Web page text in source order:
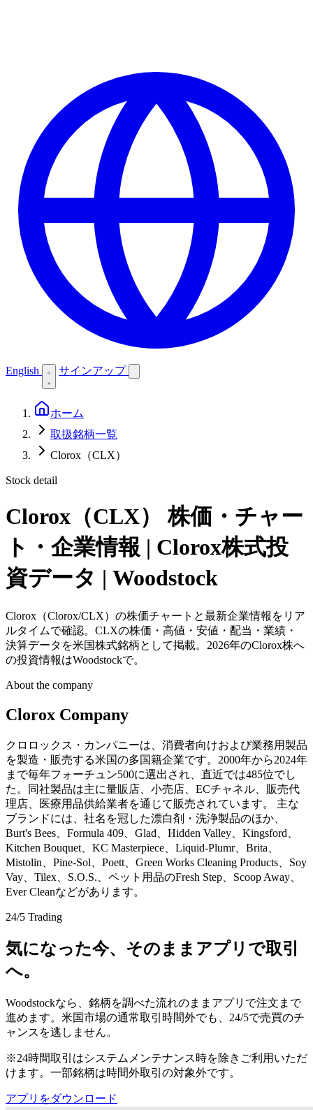
English サインアップ
ホーム
取扱銘柄一覧
Clorox（CLX）
Stock detail
Clorox（CLX）
株価・チャー
ト・企業情報 | Clorox株式投
資データ | Woodstock
Clorox（Clorox/CLX）の株価チャートと最新企業情報をリア
ルタイムで確認。CLXの株価・高値・安値・配当・業績・
決算データを米国株式銘柄として掲載。2026年のClorox株へ
の投資情報はWoodstockで。
About the company
Clorox Company
クロロックス・カンパニーは、消費者向けおよび業務用製品
を製造・販売する米国の多国籍企業です。2000年から2024年
まで毎年フォーチュン500に選出され、直近では485位でし
た。同社製品は主に量販店、小売店、ECチャネル、販売代
理店、医療用品供給業者を通じて販売されています。 主な
ブランドには、社名を冠した漂白剤・洗浄製品のほか、
Burt's Bees、Formula 409、Glad、Hidden Valley、Kingsford、
Kitchen Bouquet、KC Masterpiece、Liquid-Plumr、Brita、
Mistolin、Pine-Sol、Poett、Green Works Cleaning Products、Soy
Vay、Tilex、S.O.S.、ペット用品のFresh Step、Scoop Away、
Ever Cleanなどがあります。
24/5 Trading
気になった今、そのままアプリで取引
へ。
Woodstockなら、銘柄を調べた流れのままアプリで注文まで
進めます。米国市場の通常取引時間外でも、24/5で売買のチ
ャンスを逃しません。
※24時間取引はシステムメンテナンス時を除きご利用いただ
けます。一部銘柄は時間外取引の対象外です。
アプリをダウンロード